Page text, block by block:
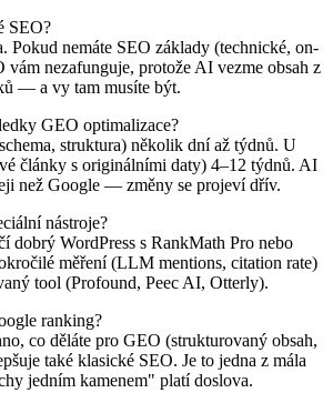
SEO?
Pokud nemáte SEO základy (technické, on-
vám nezafunguje, protože AI vezme obsah z
— a vy tam musíte být.
GEO optimalizace?
struktura) několik dní až týdnů. U
články s originálními daty) 4–12 týdnů. AI
než Google — změny se projeví dřív.
nástroje?
dobrý WordPress s RankMath Pro nebo
měření (LLM mentions, citation rate)
tool (Profound, Peec AI, Otterly).
ranking?
co děláte pro GEO (strukturovaný obsah,
také klasické SEO. Je to jedna z mála
jedním kamenem" platí doslova.